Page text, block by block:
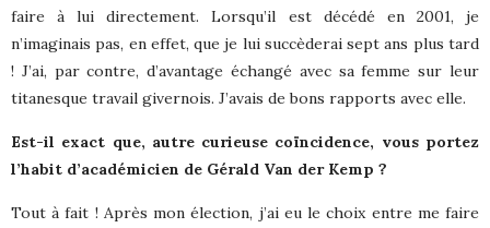
faire à lui directement. Lorsqu’il est décédé en 2001, je
n’imaginais pas, en effet, que je lui succèderai sept ans plus tard
! J’ai, par contre, d’avantage échangé avec sa femme sur leur
titanesque travail givernois. J’avais de bons rapports avec elle.
Est-il exact que, autre curieuse coïncidence, vous portez
l’habit d’académicien de Gérald Van der Kemp ?
Tout à fait ! Après mon élection, j’ai eu le choix entre me faire